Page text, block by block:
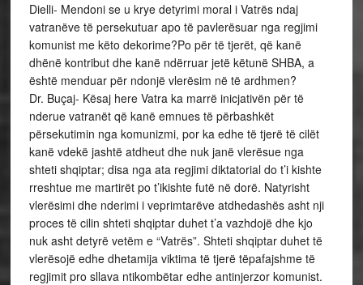
Dielli- Mendoni se u krye detyrimi moral i Vatrës ndaj
vatranëve të persekutuar apo të pavlerësuar nga regjimi
komunist me këto dekorime?Po për të tjerët, që kanë
dhënë kontribut dhe kanë ndërruar jetë këtunë SHBA, a
është menduar për ndonjë vlerësim në të ardhmen?
Dr. Buçaj- Kësaj here Vatra ka marrë inicjativën për të
nderue vatranët që kanë emnues të përbashkët
përsekutimin nga komunizmi, por ka edhe të tjerë të cilët
kanë vdekë jashtë atdheut dhe nuk janë vlerësue nga
shteti shqiptar; disa nga ata regjimi diktatorial do t’i kishte
rreshtue me martirët po t’ikishte futë në dorë. Natyrisht
vlerësimi dhe nderimi i veprimtarëve atdhedashës asht nji
proces të cilin shteti shqiptar duhet t’a vazhdojë dhe kjo
nuk asht detyrë vetëm e “Vatrës”. Shteti shqiptar duhet të
vlerësojë edhe dhetamija viktima të tjerë tëpafajshme të
regjimit pro sllava ntikombëtar edhe antinjerzor komunist.